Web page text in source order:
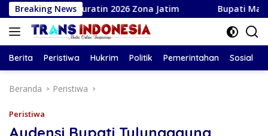
Langsung
ke
konten
Breaking News
Suratin 2026 Zona Jatim Bupati Magetan
Berita Peristiwa Hukrim Politik Pemerintahan Sosial
Beranda Peristiwa
Peristiwa
Audensi Bupati Tulungagung